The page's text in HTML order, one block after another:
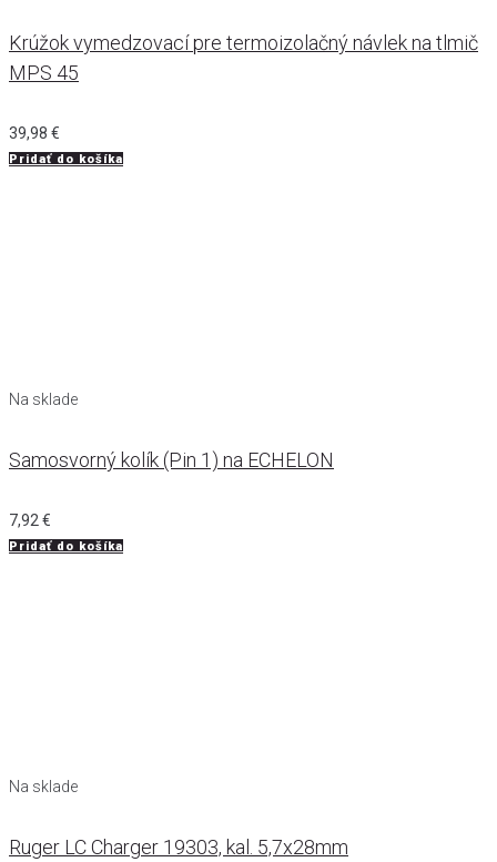
Krúžok vymedzovací pre termoizolačný návlek na tlmič
MPS 45
39,98 €
Pridať do košíka
Na sklade
Samosvorný kolík (Pin 1) na ECHELON
7,92 €
Pridať do košíka
Na sklade
Ruger LC Charger 19303, kal. 5,7x28mm